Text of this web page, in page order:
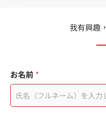
我有興趣
お
問
い
合
頁
面
連
結
お名前 *